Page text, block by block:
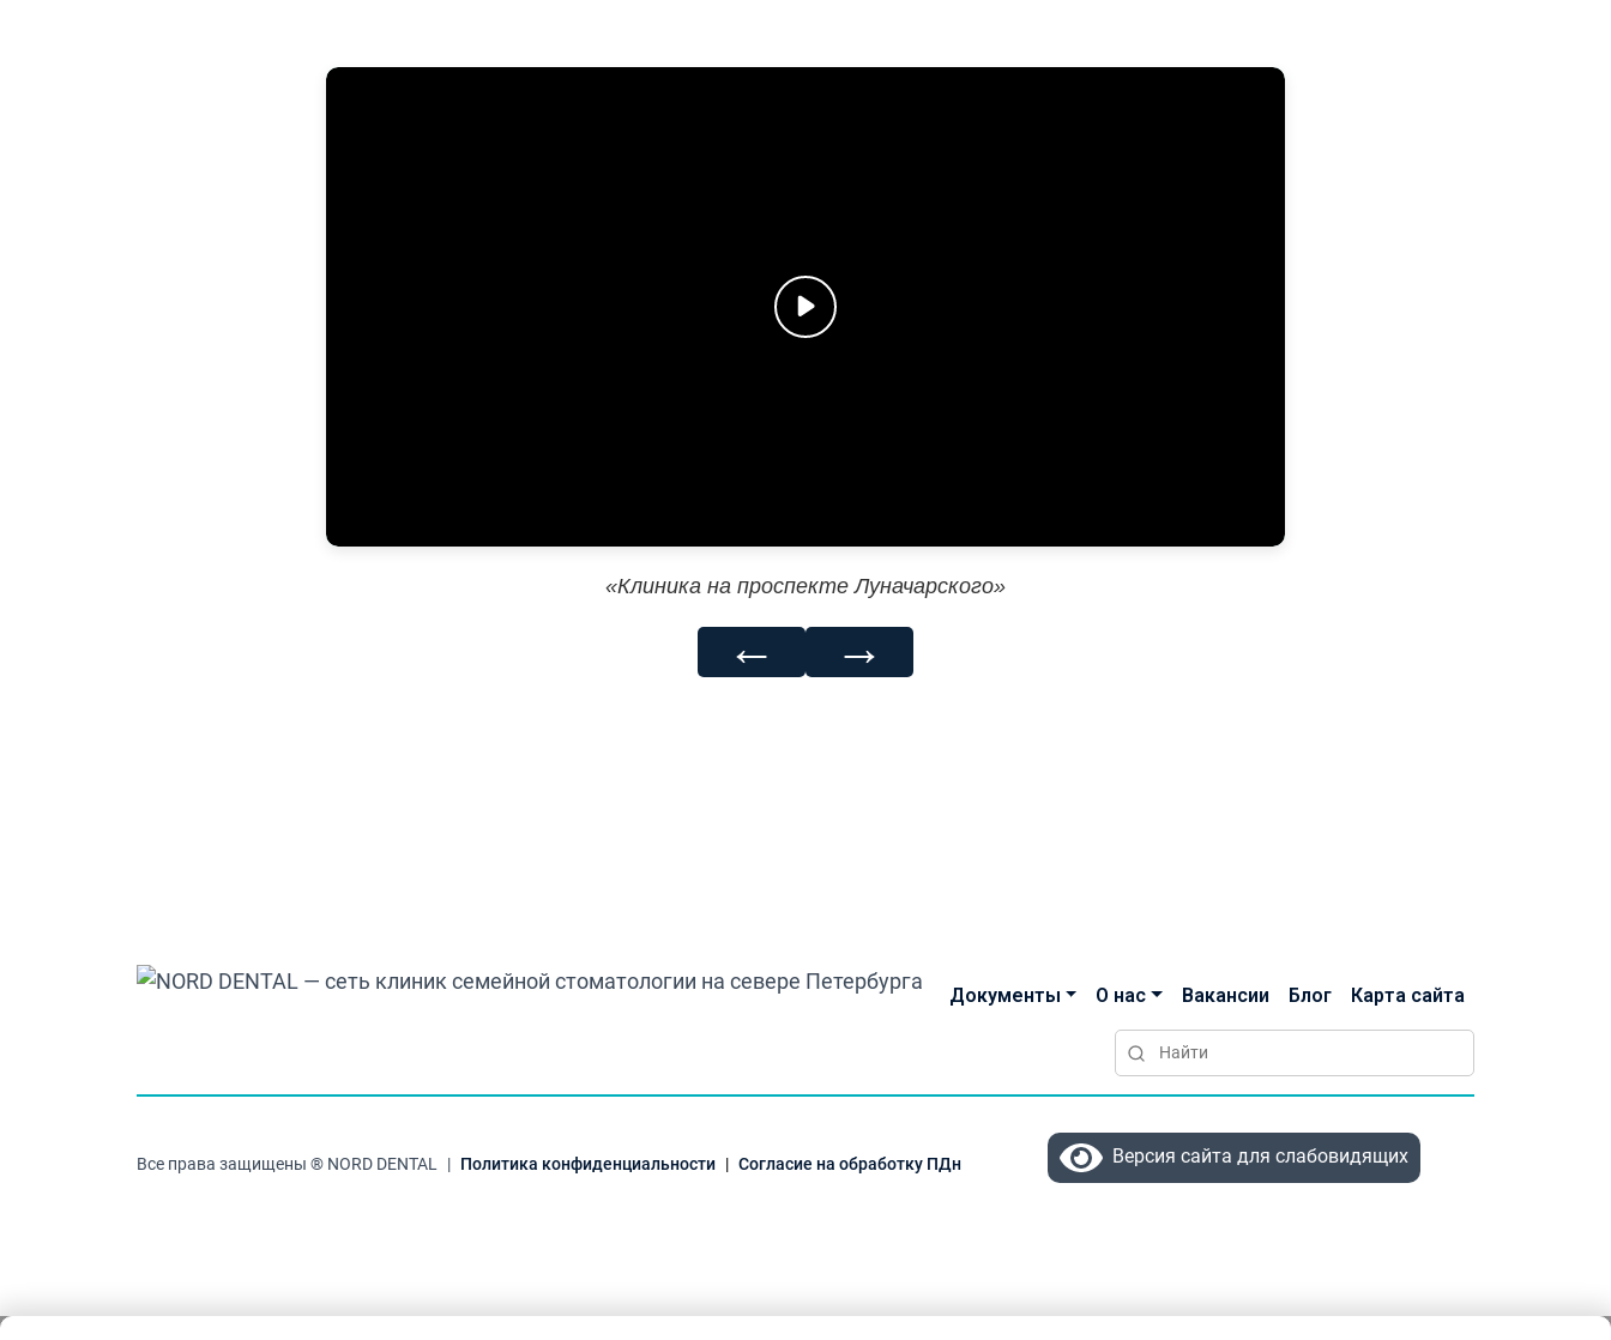
«Клиника на проспекте Луначарского»
← →
Документы О нас Вакансии Блог Карта сайта
Все права защищены ® NORD DENTAL | Политика конфиденциальности Согласие на обработку ПДн Версия сайта для слабовидящих